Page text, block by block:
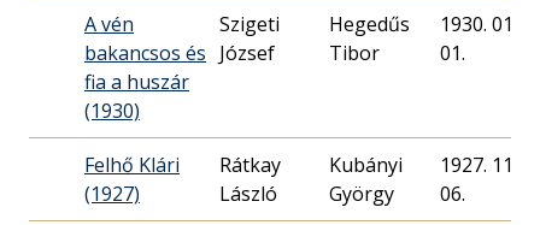
A vén
bakancsos és
fia a huszár
(1930)
Szigeti
József
Hegedűs
Tibor
1930. 01.
01.
Felhő Klári
(1927)
Rátkay
László
Kubányi
György
1927. 11.
06.